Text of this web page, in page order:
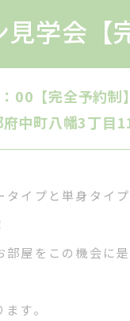
学会【
00【完全予約制】
府中町八幡3丁目
タイプと単身タイ
屋をこの機会に
す。